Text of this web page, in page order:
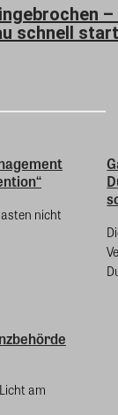
–
schnell
nicht
am